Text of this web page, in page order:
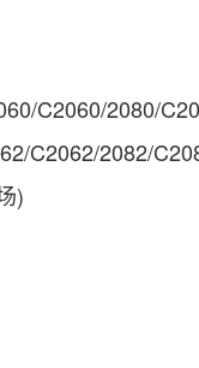
C2060/2080/
C2062/2082/
)